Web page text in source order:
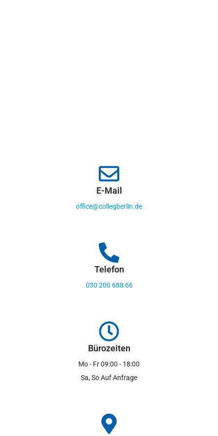
E-Mail
office@collegberlin.de
Telefon
030 200 688 66
Bürozeiten
Mo - Fr 09:00 - 18:00
Sa, So Auf Anfrage